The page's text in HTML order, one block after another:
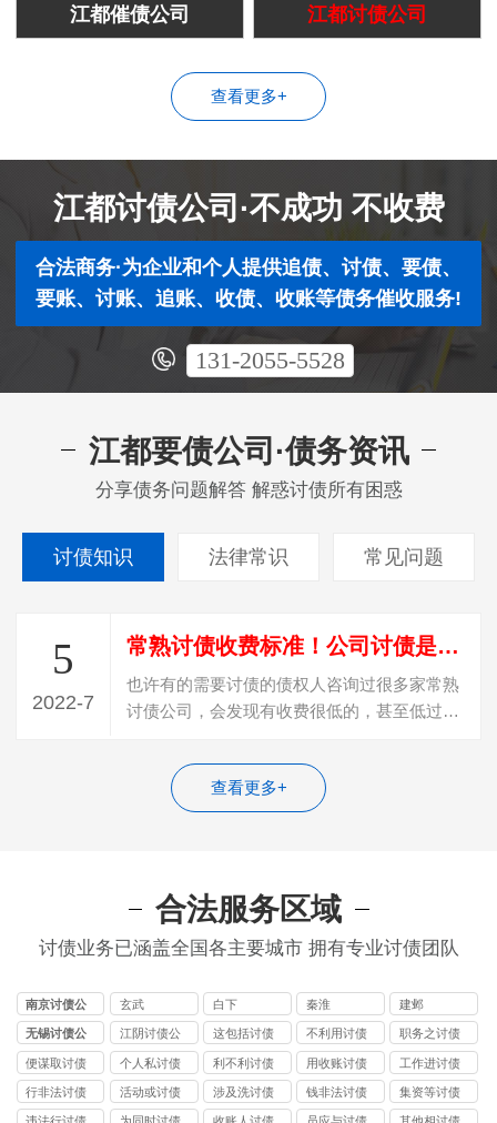
江都催债公司 江都讨债公司
查看更多+
江都讨债公司·不成功 不收费
合法商务·为企业和个人提供追债、讨债、要债、
要账、讨账、追账、收债、收账等债务催收服务!
131-2055-5528
江都要债公司·债务资讯
分享债务问题解答 解惑讨债所有困惑
讨债知识 法律常识 常见问题
5
2022-7
常熟讨债收费标准！公司讨债是怎么收费？
也许有的需要讨债的债权人咨询过很多家常熟
讨债公司，会发现有收费很低的，甚至低过
查看更多+
合法服务区域
讨债业务已涵盖全国各主要城市 拥有专业讨债团队
南京讨债公
司
玄武 白下 秦淮 建邺
无锡讨债公
司
江阴讨债公
司
这包括讨债
公司
不利用讨债
公司
职务之讨债
公司
便谋取讨债
公司
个人私讨债
公司
利不利讨债
公司
用收账讨债
公司
工作进讨债
公司
行非法讨债
公司
活动或讨债
公司
涉及洗讨债
公司
钱非法讨债
公司
集资等讨债
公司